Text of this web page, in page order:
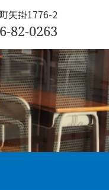
矢掛1776-2
82-0263